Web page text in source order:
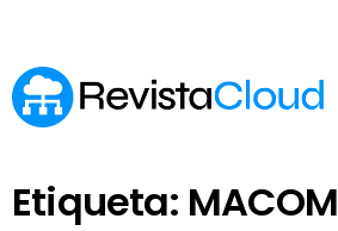
Etiqueta: MACOM